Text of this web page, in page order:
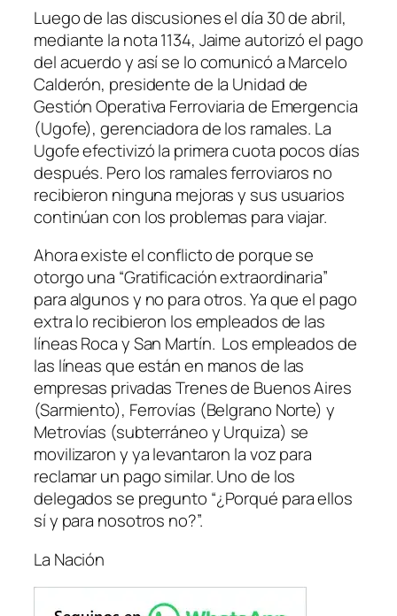
Luego de las discusiones el día 30 de abril,
mediante la nota 1134, Jaime autorizó el pago
del acuerdo y así se lo comunicó a Marcelo
Calderón, presidente de la Unidad de
Gestión Operativa Ferroviaria de Emergencia
(Ugofe), gerenciadora de los ramales. La
Ugofe efectivizó la primera cuota pocos días
después. Pero los ramales ferroviaros no
recibieron ninguna mejoras y sus usuarios
continúan con los problemas para viajar.
Ahora existe el conflicto de porque se
otorgo una “Gratificación extraordinaria”
para algunos y no para otros. Ya que el pago
extra lo recibieron los empleados de las
líneas Roca y San Martín. Los empleados de
las líneas que están en manos de las
empresas privadas Trenes de Buenos Aires
(Sarmiento), Ferrovías (Belgrano Norte) y
Metrovías (subterráneo y Urquiza) se
movilizaron y ya levantaron la voz para
reclamar un pago similar. Uno de los
delegados se pregunto “¿Porqué para ellos
sí y para nosotros no?”.
La Nación